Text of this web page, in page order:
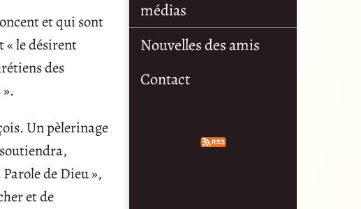
et qui sont
« le désirent
des
Un pèlerinage
de Dieu »,
et de
médias
Nouvelles des amis
Contact